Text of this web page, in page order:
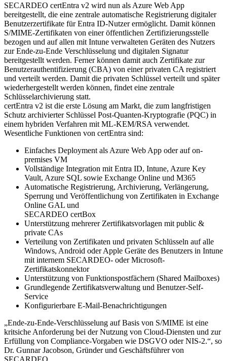
SECARDEO certEntra v2 wird nun als Azure Web App
bereitgestellt, die eine zentrale automatische Registrierung digitaler
Benutzerzertifikate für Entra ID-Nutzer ermöglicht. Damit können
S/MIME-Zertifikaten von einer öffentlichen Zertifizierungsstelle
bezogen und auf allen mit Intune verwalteten Geräten des Nutzers
zur Ende-zu-Ende Verschlüsselung und digitalen Signatur
bereitgestellt werden. Ferner können damit auch Zertifikate zur
Benutzerauthentifizierung (CBA) von einer privaten CA registriert
und verteilt werden. Damit die privaten Schlüssel verteilt und später
wiederhergestellt werden können, findet eine zentrale
Schlüsselarchivierung statt.
certEntra v2 ist die erste Lösung am Markt, die zum langfristigen
Schutz archivierter Schlüssel Post-Quanten-Kryptografie (PQC) in
einem hybriden Verfahren mit ML-KEM/RSA verwendet.
Wesentliche Funktionen von certEntra sind:
Einfaches Deployment als Azure Web App oder auf on-
premises VM
Vollständige Integration mit Entra ID, Intune, Azure Key
Vault, Azure SQL sowie Exchange Online und M365
Automatische Registrierung, Archivierung, Verlängerung,
Sperrung und Veröffentlichung von Zertifikaten in Exchange
Online GAL und
SECARDEO certBox
Unterstützung mehrerer Zertifikatsvorlagen mit public &
private CAs
Verteilung von Zertifikaten und privaten Schlüsseln auf alle
Windows, Android oder Apple Geräte des Benutzers in Intune
mit internem SECARDEO- oder Microsoft-
Zertifikatskonnektor
Unterstützung von Funktionspostfächern (Shared Mailboxes)
Grundlegende Zertifikatsverwaltung und Benutzer-Self-
Service
Konfigurierbare E-Mail-Benachrichtigungen
„Ende-zu-Ende-Verschlüsselung auf Basis von S/MIME ist eine
kritsiche Anforderung bei der Nutzung von Cloud-Diensten und zur
Erfüllung von Compliance-Vorgaben wie DSGVO oder NIS-2.“, so
Dr. Gunnar Jacobson, Gründer und Geschäftsführer von
SECARDEO.